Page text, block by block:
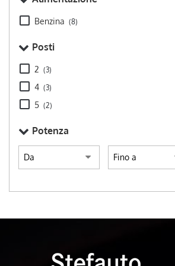
Benzina (8)
Posti
2 (3)
4 (3)
5 (2)
Potenza